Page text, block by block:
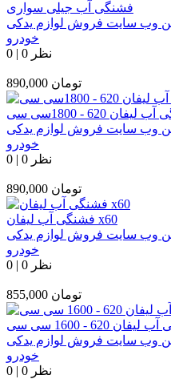
فشنگی آب جیلی سواری
وب سایت فروش لوازم یدکی
خودرو
0 | 0 نظر
890,000 تومان
620 - 1800سی سی
وب سایت فروش لوازم یدکی
خودرو
0 | 0 نظر
890,000 تومان
فشنگی آب لیفان x60
وب سایت فروش لوازم یدکی
خودرو
0 | 0 نظر
855,000 تومان
620 - 1600 سی سی
وب سایت فروش لوازم یدکی
خودرو
0 | 0 نظر